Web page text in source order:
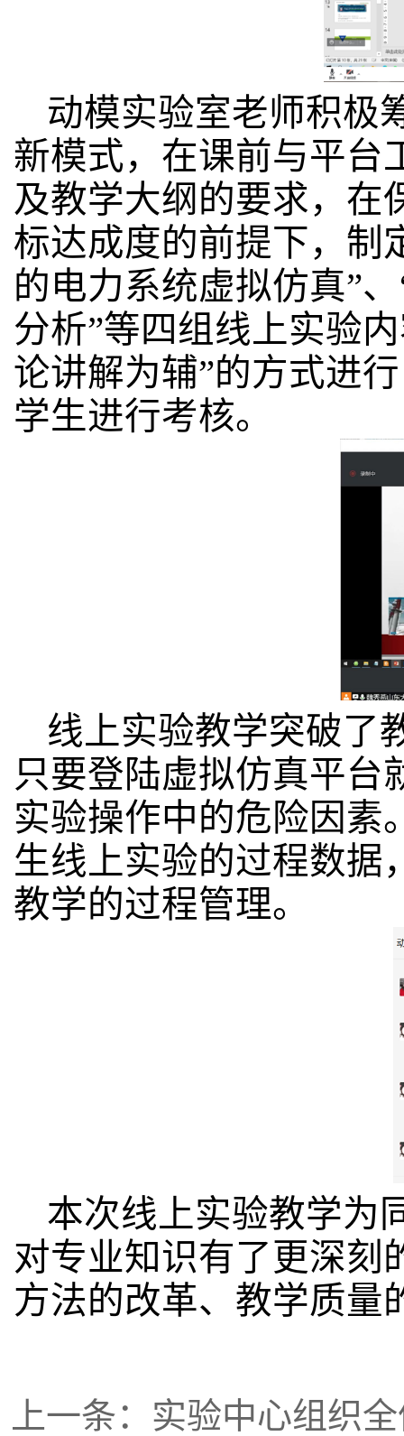
动模实验室老师积极
新模式，在课前与平台
及教学大纲的要求，在
标达成度的前提下，制
的电力系统虚拟仿真”
分析”等四组线上实验
论讲解为辅”的方式进
学生进行考核。
线上实验教学突破了
只要登陆虚拟仿真平台
实验操作中的危险因素
生线上实验的过程数据
教学的过程管理。
本次线上实验教学为
对专业知识有了更深刻
方法的改革、教学质量
上一条：实验中心组织